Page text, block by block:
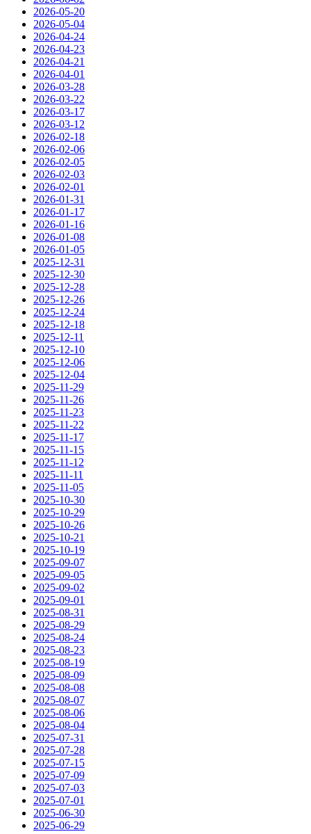
2026-05-20
2026-05-04
2026-04-24
2026-04-23
2026-04-21
2026-04-01
2026-03-28
2026-03-22
2026-03-17
2026-03-12
2026-02-18
2026-02-06
2026-02-05
2026-02-03
2026-02-01
2026-01-31
2026-01-17
2026-01-16
2026-01-08
2026-01-05
2025-12-31
2025-12-30
2025-12-28
2025-12-26
2025-12-24
2025-12-18
2025-12-11
2025-12-10
2025-12-06
2025-12-04
2025-11-29
2025-11-26
2025-11-23
2025-11-22
2025-11-17
2025-11-15
2025-11-12
2025-11-11
2025-11-05
2025-10-30
2025-10-29
2025-10-26
2025-10-21
2025-10-19
2025-09-07
2025-09-05
2025-09-02
2025-09-01
2025-08-31
2025-08-29
2025-08-24
2025-08-23
2025-08-19
2025-08-09
2025-08-08
2025-08-07
2025-08-06
2025-08-04
2025-07-31
2025-07-28
2025-07-15
2025-07-09
2025-07-03
2025-07-01
2025-06-30
2025-06-29